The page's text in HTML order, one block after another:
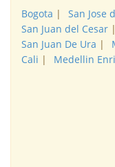
Bogota | San Jose
San Juan del Cesar |
San Juan De Ura |
Cali | Medellin